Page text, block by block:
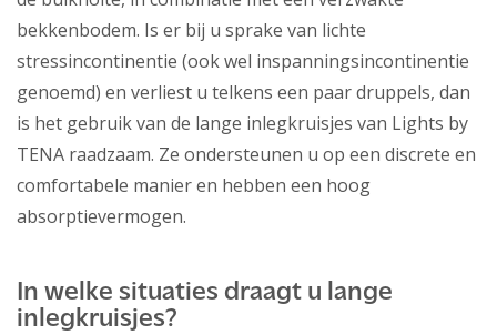
bekkenbodem. Is er bij u sprake van lichte
stressincontinentie (ook wel inspanningsincontinentie
genoemd) en verliest u telkens een paar druppels, dan
is het gebruik van de lange inlegkruisjes van Lights by
TENA raadzaam. Ze ondersteunen u op een discrete en
comfortabele manier en hebben een hoog
absorptievermogen.
In welke situaties draagt u lange
inlegkruisjes?